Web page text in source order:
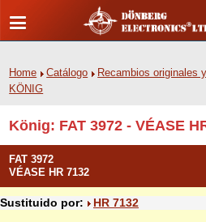
Home Catálogo Recambios originales
KÖNIG
König: FAT 3972 - VÉASE
FAT 3972
VÉASE HR 7132
Sustituido por: HR 7132